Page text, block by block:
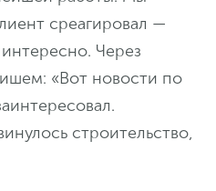
среагировал —
Через
«Вот новости по
строительство,